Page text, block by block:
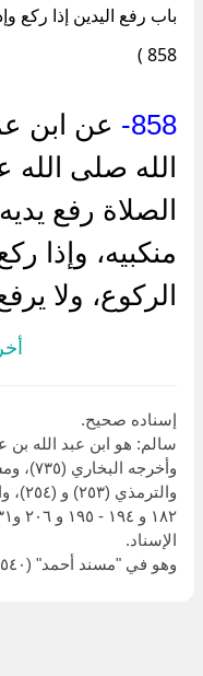
باب رفع اليدين إذا
858 )
858-
عن ابن
الله صلى الله
الصلاة رفع
منكبيه، وإذا
الركوع، ولا
إسناده صحيح.
سالم: هو ابن عبد الله بن
الإسناد.
وهو في "مسند أحمد" (٤٥٤٠)، و"صحيح ابن حبان" (١٨٦١).